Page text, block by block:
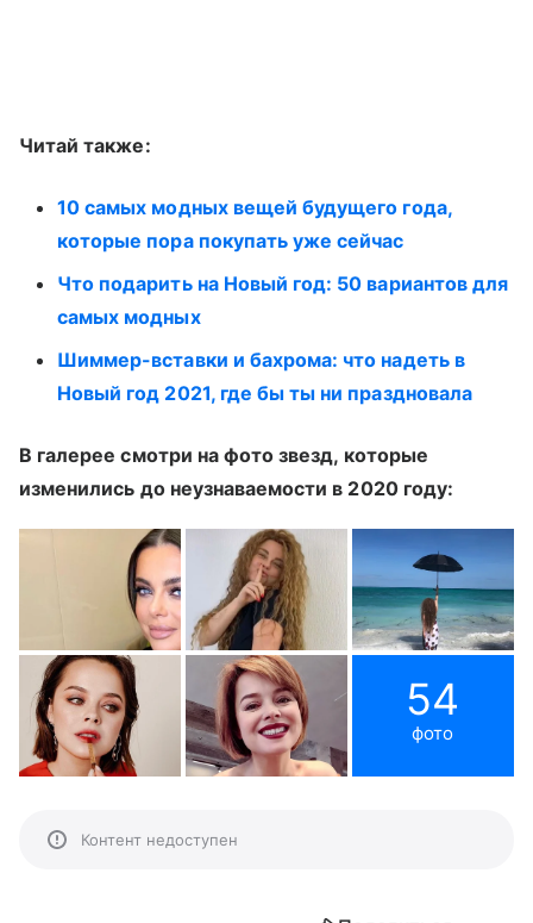
Читай также:
10 самых модных вещей будущего года,
которые пора покупать уже сейчас
Что подарить на Новый год: 50 вариантов для
самых модных
Шиммер-вставки и бахрома: что надеть в
Новый год 2021, где бы ты ни праздновала
В галерее смотри на фото звезд, которые
изменились до неузнаваемости в 2020 году:
54
фото
Контент недоступен